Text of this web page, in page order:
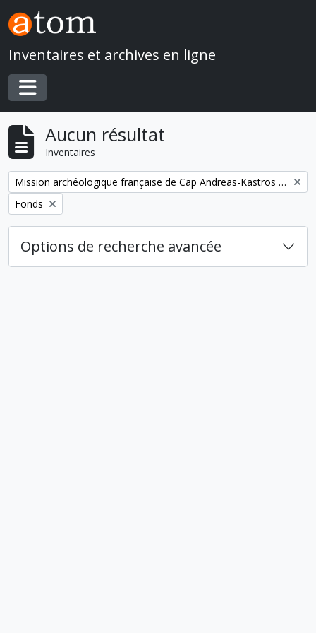
Skip to main content
Inventaires et archives en ligne
Toggle navigation
Aucun résultat
Inventaires
Remove filter:
Mission archéologique française de Cap Andreas-Kastros et de Khirokitia (Chypre)
Remove filter:
Fonds
Options de recherche avancée